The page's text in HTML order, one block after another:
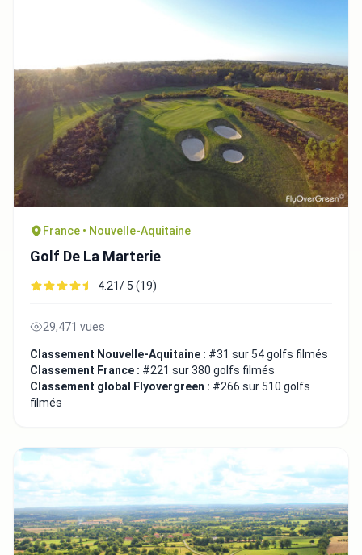
France • Nouvelle-Aquitaine
Golf De La Marterie
4.21/ 5 (19)
29,471 vues
Classement Nouvelle-Aquitaine : #31 sur 54 golfs filmés
Classement France : #221 sur 380 golfs filmés
Classement global Flyovergreen : #266 sur 510 golfs
filmés